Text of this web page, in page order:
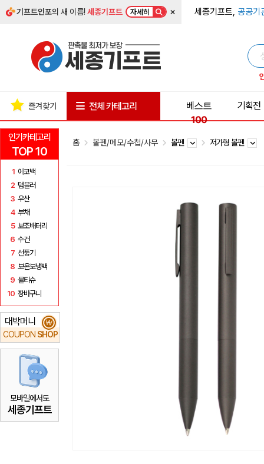
기프트인포의 새 이름!세종기프트 자세히 × 세종기프트, 공공기
인기카테고리
TOP 10
1 에코백
2 텀블러
3 우산
4 부채
5 보조배터리
6 수건
7 선풍기
8 보온보냉백
9 물티슈
10 장바구니
대박머니
COUPON SHOP
₩
모바일에서도
세종기프트
즐겨찾기 전체 카테고리
베스트
100
기획전
홈 볼펜/메모/수첩/사무 볼펜 저가형 볼펜